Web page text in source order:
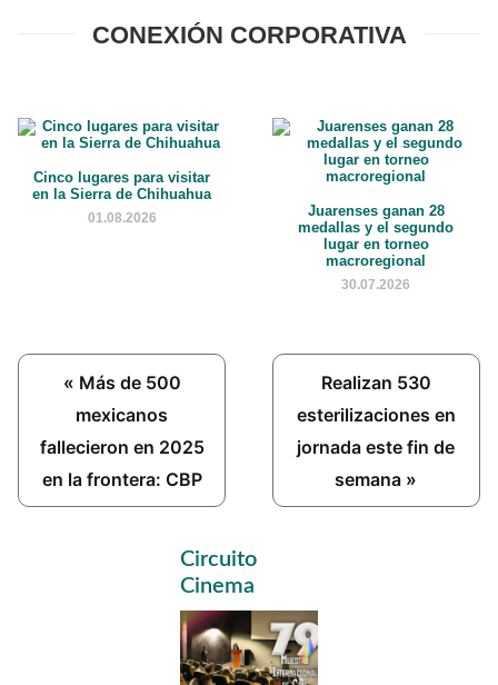
CONEXIÓN CORPORATIVA
Cinco lugares para visitar
en la Sierra de Chihuahua
01.08.2026
Juarenses ganan 28
medallas y el segundo
lugar en torneo
macroregional
30.07.2026
Previous
Post:
« Más de 500
mexicanos
fallecieron en 2025
en la frontera: CBP
Next
Post:
Realizan 530
esterilizaciones en
jornada este fin de
semana »
Primary
Sidebar
Circuito
Cinema